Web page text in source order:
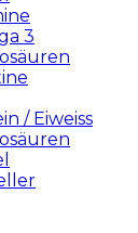
3
/ Eiweiss